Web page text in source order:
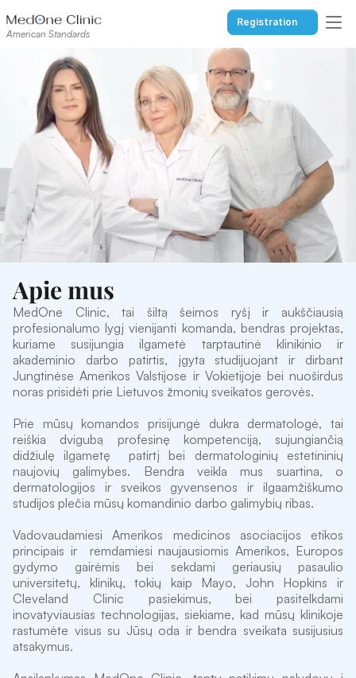
American Standards
Registration
Apie mus
MedOne Clinic, tai šiltą šeimos ryšį ir aukščiausią
profesionalumo lygį vienijanti komanda, bendras projektas,
kuriame susijungia ilgametė tarptautinė klinikinio ir
akademinio darbo patirtis, įgyta studijuojant ir dirbant
Jungtinėse Amerikos Valstijose ir Vokietijoje bei nuoširdus
noras prisidėti prie Lietuvos žmonių sveikatos gerovės.
Prie mūsų komandos prisijungė dukra dermatologė, tai
reiškia dvigubą profesinę kompetenciją, sujungiančią
didžiulę ilgametę  patirtį bei dermatologinių estetininių
naujovių galimybes. Bendra veikla mus suartina, o
dermatologijos ir sveikos gyvensenos ir ilgaamžiškumo
studijos plečia mūsų komandinio darbo galimybių ribas.
Vadovaudamiesi Amerikos medicinos asociacijos etikos
principais ir  remdamiesi naujausiomis Amerikos, Europos
gydymo gairėmis bei sekdami geriausių pasaulio
universitetų, klinikų, tokių kaip Mayo, John Hopkins ir
Cleveland Clinic pasiekimus, bei pasitelkdami
inovatyviausias technologijas, siekiame, kad mūsų klinikoje
rastumėte visus su Jūsų oda ir bendra sveikata susijusius
atsakymus.